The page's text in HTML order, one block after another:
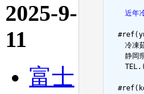
2025-9-
11
富士
　近年
　冷凍
　静岡
　